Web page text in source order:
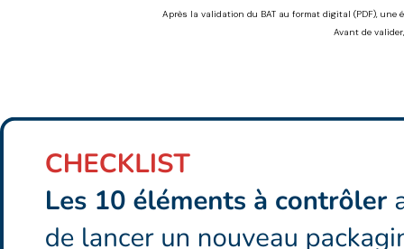
Après la validation du BAT au format digital (PDF), une
Avant de